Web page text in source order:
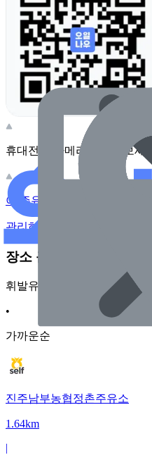
휴대전화 카메라로 찍어보세요
이 주유소의 사장님이신가요?
관리하기
장소 근처 주유소
휘발유
•
가까운순
진주남부농협정촌주유소
1.64km
|